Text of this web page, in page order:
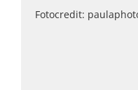
Fotocredit: